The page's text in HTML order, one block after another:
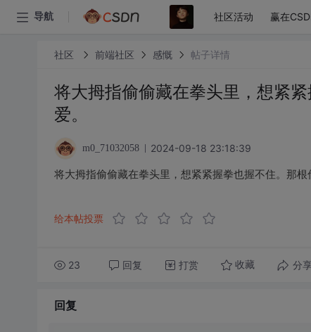
导航 社区活动 赢在
社区 前端社区 感慨 帖子详情
将大拇指偷偷藏在拳头里，想紧
爱。
m0_71032058 2024-09-18 23:18:39
将大拇指偷偷藏在拳头里，想紧紧握拳也握不住。那
给本帖投票
23 回复 打赏 收藏 分享
回复